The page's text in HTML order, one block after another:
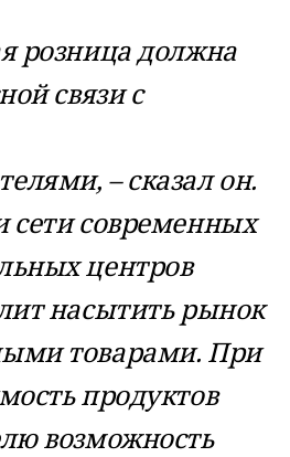
розница должна
связи с
– сказал он.
сети современных
центров
насытить рынок
товарами. При
продуктов
возможность